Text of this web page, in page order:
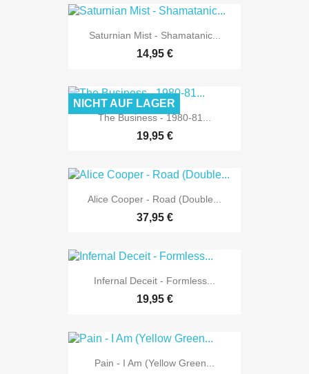
Saturnian Mist - Shamatanic...
14,95 €
The Business - 1980-81...
19,95 €
NICHT AUF LAGER
Alice Cooper - Road (Double...
37,95 €
Infernal Deceit - Formless...
19,95 €
Pain - I Am (Yellow Green...